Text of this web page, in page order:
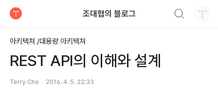
조대협의 블로그
아키텍쳐 /대용량 아키텍쳐
REST API의 이해와 설계
Terry Cho 2016. 4. 5. 22:33